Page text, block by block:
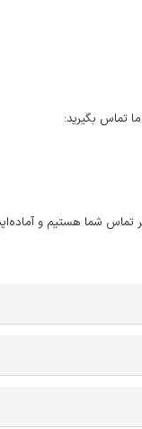
تماس بگیرید:
منتظر تماس شما هستیم و